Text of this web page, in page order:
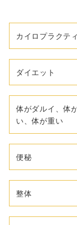
カイロプラクテ
ダイエット
体がダルイ、体
い、体が重い
便秘
整体